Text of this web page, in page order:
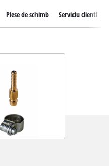
Piese de schimb Serviciu clienti